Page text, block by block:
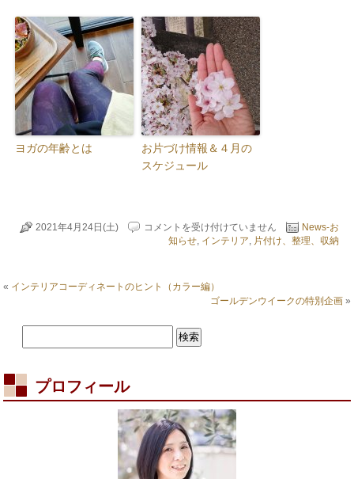
ヨガの年齢とは
お片づけ情報＆４月の
スケジュール
2021年4月24日(土)
イ
ラ
索
ン
テ
リ
ア
編）
は
コメントを受け付けていません
News-お
知らせ, インテリア, 片付け、整理、収納
« インテリアコーディネートのヒント（カラー編）
ゴールデンウイークの特別企画»
プロフィール